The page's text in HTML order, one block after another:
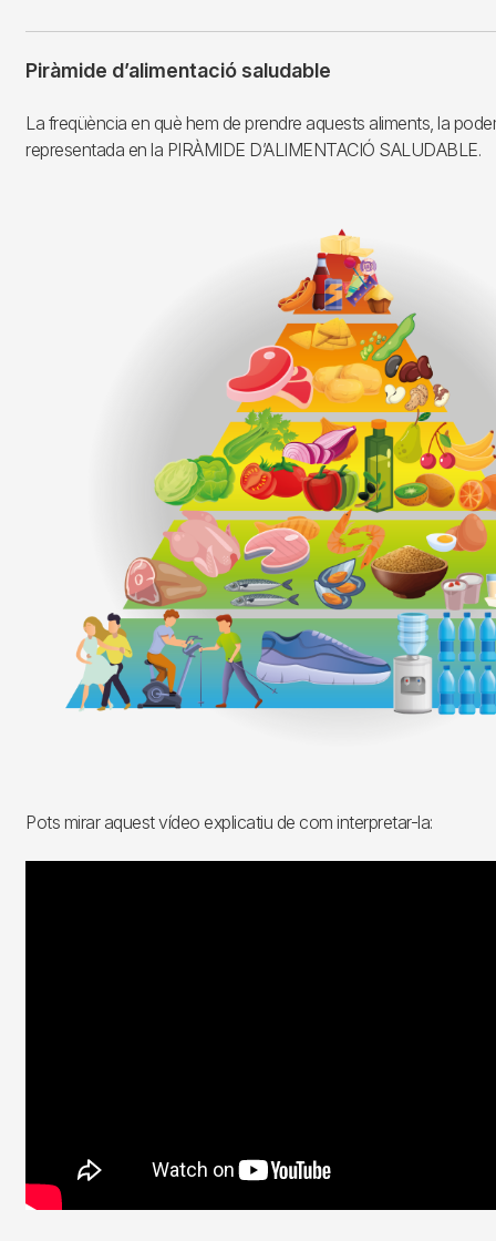
Piràmide d’alimentació saludable
La freqüència en què hem de prendre aquests aliments, la
representada en la PIRÀMIDE D’ALIMENTACIÓ SALUDABLE.
Pots mirar aquest vídeo explicatiu de com interpretar-la: